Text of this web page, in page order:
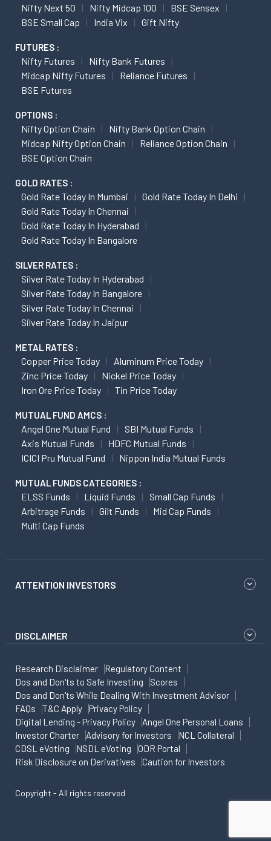
Nifty Next 50
Nifty Midcap 100
BSE Sensex
BSE Small Cap
India Vix Gift Nifty
FUTURES :
Nifty Futures
Nifty Bank Futures
Midcap Nifty Futures
Reliance Futures
BSE Futures
OPTIONS :
Nifty Option Chain
Nifty Bank Option Chain
Midcap Nifty Option Chain
Reliance Option Chain
BSE Option Chain
GOLD RATES :
Gold Rate Today In Mumbai
Gold Rate Today In Delhi
Gold Rate Today In Chennai
Gold Rate Today In Hyderabad
Gold Rate Today In Bangalore
SILVER RATES :
Silver Rate Today In Hyderabad
Silver Rate Today In Bangalore
Silver Rate Today In Chennai
Silver Rate Today In Jaipur
METAL RATES :
Copper Price Today
Aluminum Price Today
Zinc Price Today
Nickel Price Today
Iron Ore Price Today
Tin Price Today
MUTUAL FUND AMCS :
Angel One Mutual Fund
SBI Mutual Funds
Axis Mutual Funds
HDFC Mutual Funds
ICICI Pru Mutual Fund
Nippon India Mutual Funds
MUTUAL FUNDS CATEGORIES :
ELSS Funds Liquid Funds
Small Cap Funds
Arbitrage Funds
Gilt Funds
Mid Cap Funds
Multi Cap Funds
ATTENTION INVESTORS
DISCLAIMER
Research Disclaimer
Regulatory Content
Dos and Don'ts to Safe Investing
Scores
Dos and Don'ts While Dealing With Investment Advisor
FAQs
T&C Apply
Privacy Policy
Digital Lending - Privacy Policy
Angel One Personal Loans
Investor Charter
Advisory for Investors
NCL Collateral
CDSL eVoting
NSDL eVoting
ODR Portal
Risk Disclosure on Derivatives
Caution for Investors
Copyright - All rights reserved